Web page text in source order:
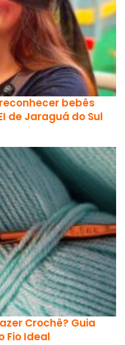
bebês
de Jaraguá do Sul
Crochê? Guia
Fio Ideal